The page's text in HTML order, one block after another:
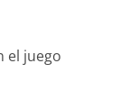
el juego